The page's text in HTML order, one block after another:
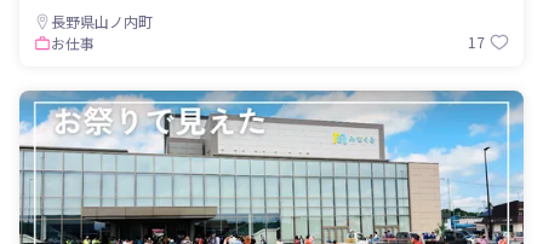
長野県山ノ内町
お仕事
17